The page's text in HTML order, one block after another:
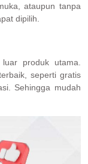
ataupun tanpa
dipilih.
produk utama.
seperti gratis
Sehingga mudah